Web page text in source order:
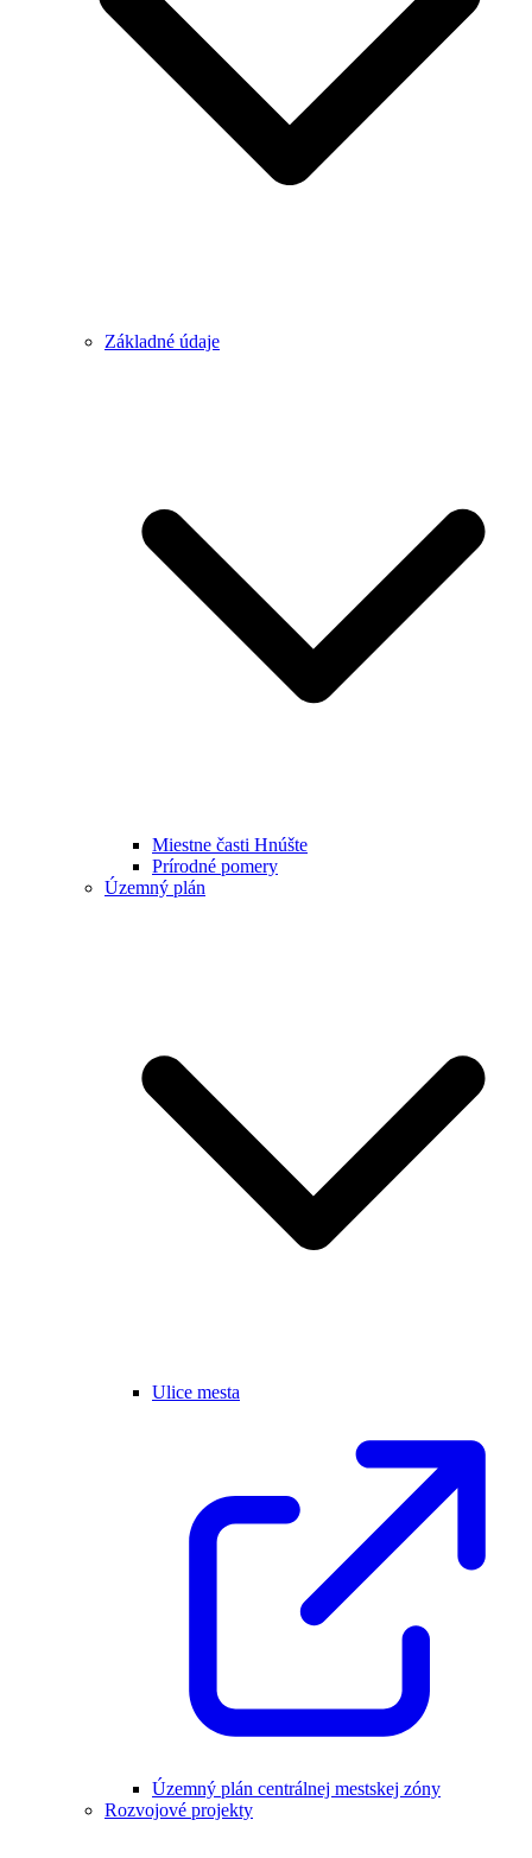
Základné údaje
Miestne časti Hnúšte
Prírodné pomery
Územný plán
Ulice mesta
Územný plán centrálnej mestskej zóny
Rozvojové projekty